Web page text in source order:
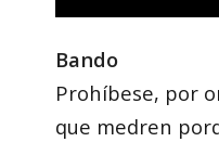
Bando
Prohíbese, por
que medren